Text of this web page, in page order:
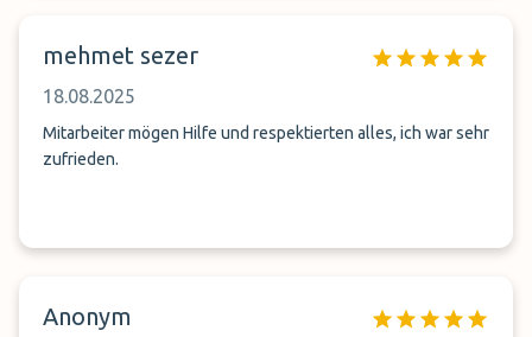
mehmet sezer
18.08.2025
Mitarbeiter mögen Hilfe und respektierten alles, ich war sehr
zufrieden.
Anonym